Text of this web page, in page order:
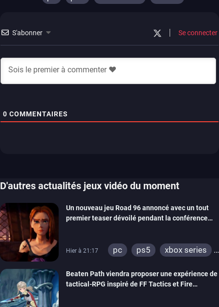
S'abonner Se connecter
0 COMMENTAIRES
D'autres actualités jeux vidéo du moment
Un nouveau jeu Road 96 annoncé avec un tout
premier teaser dévoilé pendant la conférence
Hier à 21:17 pc ps5
xbox series
xbox one
Beaten Path viendra proposer une expérience de
tactical-RPG inspiré de FF Tactics et Fire